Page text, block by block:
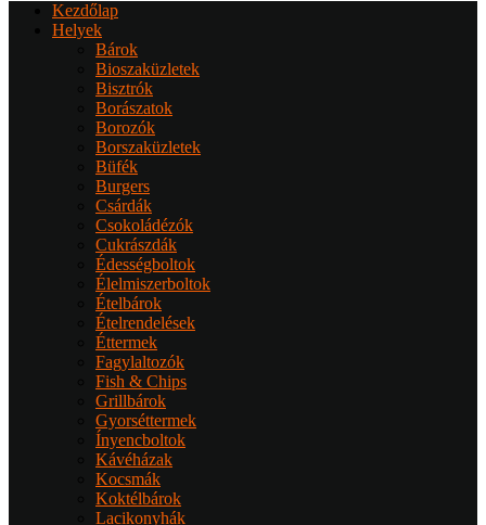
Kezdőlap
Helyek
Bárok
Bioszaküzletek
Bisztrók
Borászatok
Borozók
Borszaküzletek
Büfék
Burgers
Csárdák
Csokoládézók
Cukrászdák
Édességboltok
Élelmiszerboltok
Ételbárok
Ételrendelések
Éttermek
Fagylaltozók
Fish & Chips
Grillbárok
Gyorséttermek
Ínyencboltok
Kávéházak
Kocsmák
Koktélbárok
Lacikonyhák